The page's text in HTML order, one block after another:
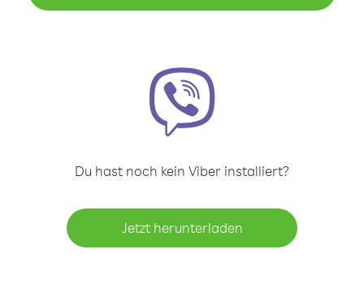
Du hast noch kein Viber installiert?
Jetzt herunterladen